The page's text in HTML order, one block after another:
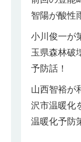
智陽が酸性
小川俊一が
玉県森林破
予防話！
山西智裕が
沢市温暖化
温暖化予防